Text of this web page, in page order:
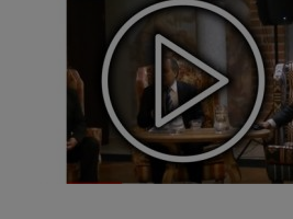
obowiązującego
kontrolujące, sądy, policja itp.);
inne podmioty, które na
umów podpisanych z
Giżycku przetwarzają dane
Administratorem jest
pocztowe).